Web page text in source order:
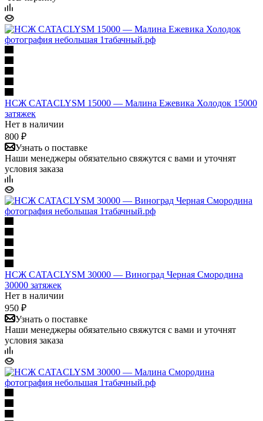
НСЖ CATACLYSM 15000 — Малина Ежевика Холодок 15000
затяжек
Нет в наличии
800 ₽
Узнать о поставке
Наши менеджеры обязательно свяжутся с вами и уточнят
условия заказа
НСЖ CATACLYSM 30000 — Виноград Черная Смородина
30000 затяжек
Нет в наличии
950 ₽
Узнать о поставке
Наши менеджеры обязательно свяжутся с вами и уточнят
условия заказа